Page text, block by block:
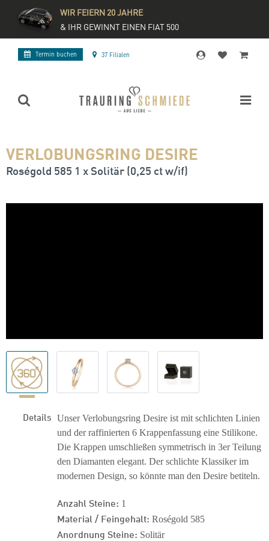
WIR FEIERN 20 JAHRE
& IHR GEWINNT EINEN FIAT 500
Termin buchen 37 Filialen
VERLOBUNGSRING DESIRE
Roségold 585 1 x Solitär (0,25 ct w/if)
Details Unser Verlobungsring Desire ist mit schlichten Linien
und der raffinierten 6 Krappenfassung eine Stilikone.
Die Krappen umschließen symmetrisch in 3er Teilung
den Diamanten elegant. Der schlichte Klassiker im
modernen Design, so könnte man den Desire betiteln.
Anzahl Steine: 1
Material / Feingehalt: Roségold 585
Anordnung Steine: Solitär